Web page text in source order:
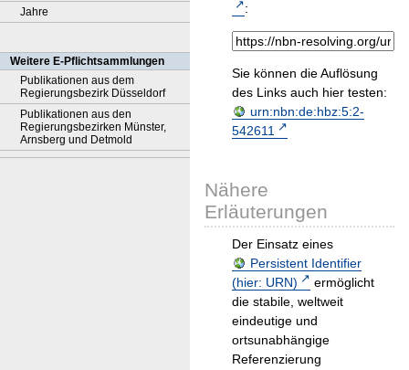
Jahre
Weitere E-Pflichtsammlungen
Publikationen aus dem
Regierungsbezirk Düsseldorf
Publikationen aus den
Regierungsbezirken Münster,
Arnsberg und Detmold
:
Sie können die Auflösung
des Links auch hier testen:
urn:nbn:de:hbz:5:2-
542611
Nähere
Erläuterungen
Der Einsatz eines
Persistent Identifier
(hier: URN)
ermöglicht
die stabile, weltweit
eindeutige und
ortsunabhängige
Referenzierung